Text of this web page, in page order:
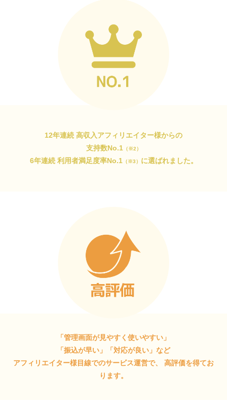
12年連続 高収入アフィリエイター様からの
支持数No.1（※2）
6年連続 利用者満足度率No.1（※3） に選ばれました。
「管理画面が見やすく使いやすい」
「振込が早い」「対応が良い」など
アフィリエイター様目線でのサービス運営で、
高評価を得てお
ります。